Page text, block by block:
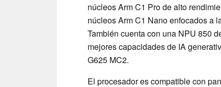
núcleos Arm C1 Pro de alto
núcleos Arm C1 Nano enfocados a
También cuenta con una NPU 850
mejores capacidades de IA
G625 MC2.
El procesador es compatible con